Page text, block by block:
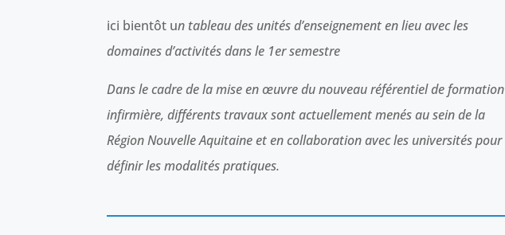
ici bientôt un tableau des unités d’enseignement en lieu avec les
domaines d’activités dans le 1er semestre
Dans le cadre de la mise en œuvre du nouveau référentiel de formation
infirmière, différents travaux sont actuellement menés au sein de la
Région Nouvelle Aquitaine et en collaboration avec les universités pour
définir les modalités pratiques.